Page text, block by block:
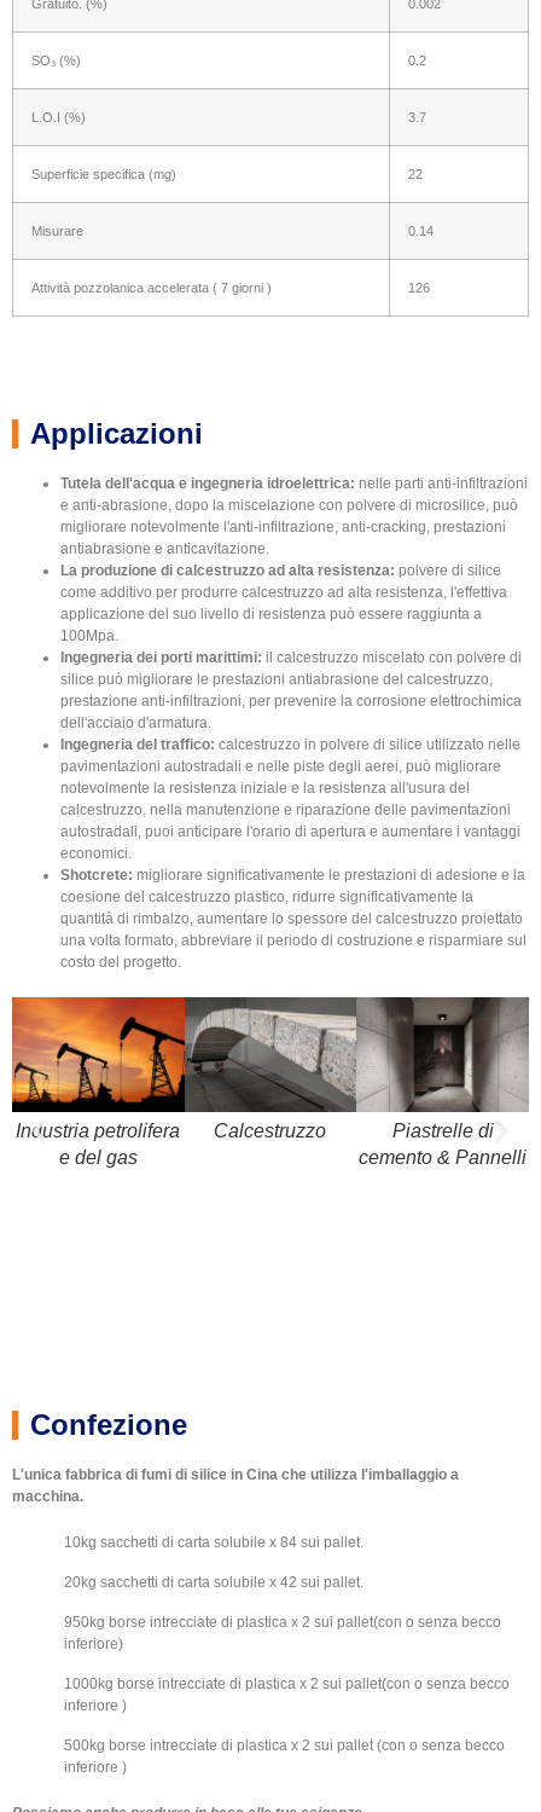
Gratuito. (%) 0.002
SO₃ (%) 0.2
L.O.I (%) 3.7
Superficie specifica (mg) 22
Misurare 0.14
Attività pozzolanica accelerata ( 7 giorni ) 126
Applicazioni
Tutela dell'acqua e ingegneria idroelettrica: nelle parti anti-infiltrazioni
e anti-abrasione, dopo la miscelazione con polvere di microsilice, può
migliorare notevolmente l'anti-infiltrazione, anti-cracking, prestazioni
antiabrasione e anticavitazione.
La produzione di calcestruzzo ad alta resistenza: polvere di silice
come additivo per produrre calcestruzzo ad alta resistenza, l'effettiva
applicazione del suo livello di resistenza può essere raggiunta a
100Mpa.
Ingegneria dei porti marittimi: il calcestruzzo miscelato con polvere di
silice può migliorare le prestazioni antiabrasione del calcestruzzo,
prestazione anti-infiltrazioni, per prevenire la corrosione elettrochimica
dell'acciaio d'armatura.
Ingegneria del traffico: calcestruzzo in polvere di silice utilizzato nelle
pavimentazioni autostradali e nelle piste degli aerei, può migliorare
notevolmente la resistenza iniziale e la resistenza all'usura del
calcestruzzo, nella manutenzione e riparazione delle pavimentazioni
autostradali, puoi anticipare l'orario di apertura e aumentare i vantaggi
economici.
Shotcrete: migliorare significativamente le prestazioni di adesione e la
coesione del calcestruzzo plastico, ridurre significativamente la
quantità di rimbalzo, aumentare lo spessore del calcestruzzo proiettato
una volta formato, abbreviare il periodo di costruzione e risparmiare sul
costo del progetto.
Industria petrolifera
e del gas
Calcestruzzo
Piastrelle di
cemento & Pannelli
Confezione
L'unica fabbrica di fumi di silice in Cina che utilizza l'imballaggio a
macchina.
10kg sacchetti di carta solubile x 84 sui pallet.
20kg sacchetti di carta solubile x 42 sui pallet.
950kg borse intrecciate di plastica x 2 sui pallet(con o senza becco
inferiore)
1000kg borse intrecciate di plastica x 2 sui pallet(con o senza becco
inferiore )
500kg borse intrecciate di plastica x 2 sui pallet (con o senza becco
inferiore )